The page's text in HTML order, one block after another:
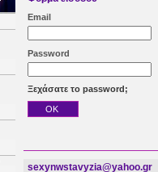
Email
Password
Ξεχάσατε το password;
sexynwstavyzia@yahoo.gr